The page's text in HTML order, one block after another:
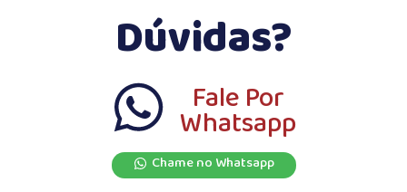
Dúvidas?
Fale Por
Whatsapp
Chame no Whatsapp